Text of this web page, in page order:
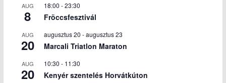
AUG
8
18:00 -23:30
Fröccsfesztivál
AUG
20
augusztus 20 -augusztus 23
Marcali Triatlon Maraton
AUG
20
10:30 - 11:30
Kenyér szentelés Horvátkúton